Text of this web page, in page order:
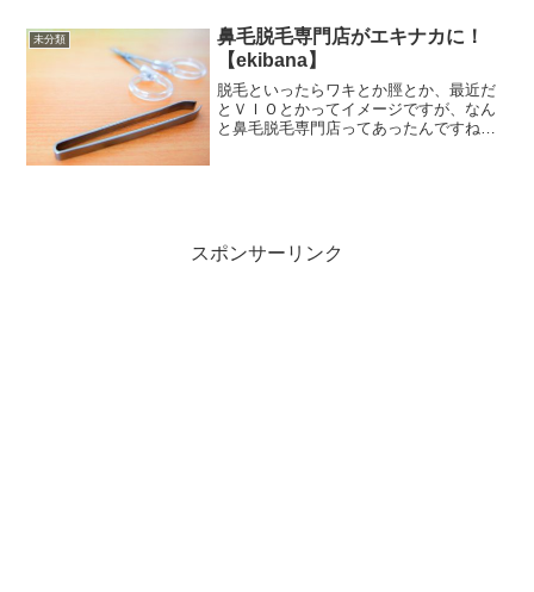
コアクッキー入りです。エ...
未分類
鼻毛脱毛専門店がエキナカに！
【ekibana】
脱毛といったらワキとか脛とか、最近だ
とＶＩＯとかってイメージですが、なん
と鼻毛脱毛専門店ってあったんですね
スポンサーリンク